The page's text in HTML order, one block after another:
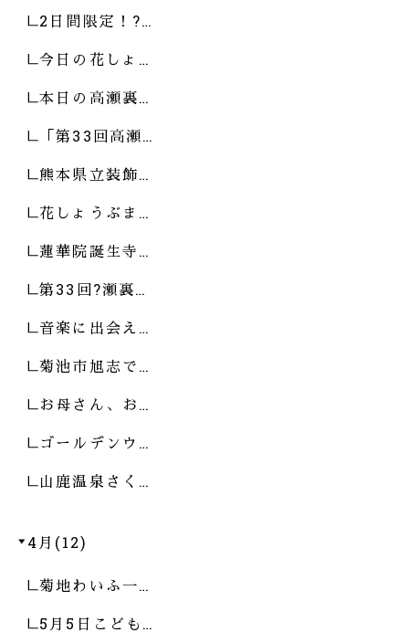
2日間限定！?…
今日の花しょ…
本日の高瀬裏…
「第33回高瀬…
熊本県立装飾…
花しょうぶま…
蓮華院誕生寺…
第33回?瀬裏…
音楽に出会え…
菊池市旭志で…
お母さん、お…
ゴールデンウ…
山鹿温泉さく…
4月(12)
菊地わいふ一…
5月5日こども…